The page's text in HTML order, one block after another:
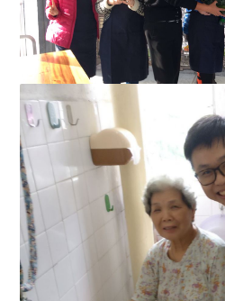
李嘉誠基金會捐資200萬 支持「
輕人 融入主流工作